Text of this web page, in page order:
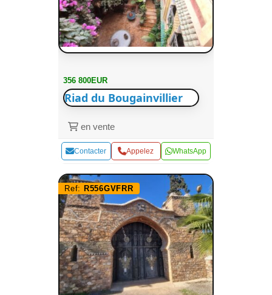
356 800EUR
Riad du Bougainvillier
en vente
Contacter Appelez WhatsApp
Ref: R556GVFRR